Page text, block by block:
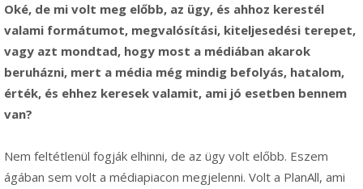
Oké, de mi volt meg előbb, az ügy, és ahhoz kerestél
valami formátumot, megvalósítási, kiteljesedési terepet,
vagy azt mondtad, hogy most a médiában akarok
beruházni, mert a média még mindig befolyás, hatalom,
érték, és ehhez keresek valamit, ami jó esetben bennem
van?
Nem feltétlenül fogják elhinni, de az ügy volt előbb. Eszem
ágában sem volt a médiapiacon megjelenni. Volt a PlanAll, ami